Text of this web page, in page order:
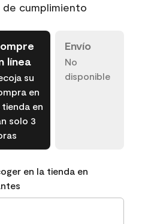
cumplimiento
línea
su
en
tienda en
solo 3
Envío
No
disponible
en la tienda en